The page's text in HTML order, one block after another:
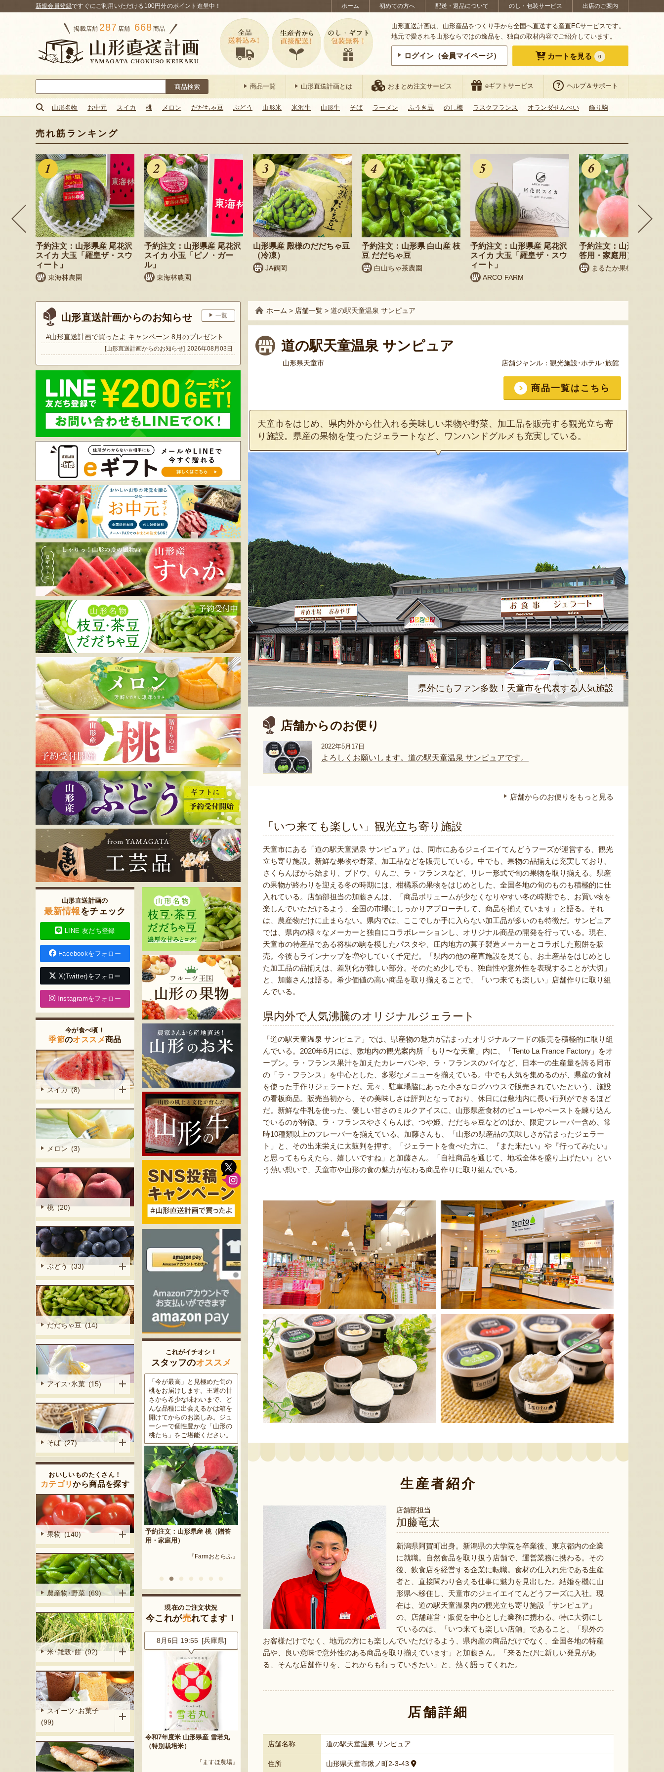
ホーム 初めての方へ 配送・返品について のし・包装サービス 出店のご案内
新規会員登録ですぐにご利用いただける100円分のポイント進呈中！
掲載店舗 287 店舗 668 商品
山形直送計画は、山形産品をつくり手から全国へ直送する産直ECサービスです。
地元で愛される山形ならではの逸品を、独自の取材内容でご紹介しています。
ログイン（会員マイページ） カートを見る 0
索:
商品一覧 山形直送計画とは おまとめ注文サービス eギフトサービス ヘルプ＆サポート
山形名物 お中元 スイカ 桃 メロン だだちゃ豆 ぶどう 山形米 米沢牛 山形牛 そば ラーメン ふうき豆 のし梅 ラスクフランス オランダせんべい 飾り駒
売れ筋ランキング
予約注文：山形県産 尾花沢
スイカ 大玉「羅皇ザ・スウ
ィート」
東海林農園
予約注文：山形県産 尾花沢
スイカ 小玉「ピノ・ガー
ル」
東海林農園
山形県産 殿様のだだちゃ豆
（冷凍）
JA鶴岡
予約注文：山形県 白山産 枝
豆 だだちゃ豆
白山ちゃ茶農園
予約注文：山形県産 尾花沢
スイカ 大玉「羅皇ザ・スウ
ィート」
ARCO FARM
予約注文：山形県産 桃
答用・家庭用）
まるたか果樹園
山形直送計画からのお知らせ 一覧
#山形直送計画で買ったよ キャンペーン 8月のプレゼント
[山形直送計画からのお知らせ] 2026年08月03日
ホーム > 店舗一覧 > 道の駅天童温泉 サンピュア
道の駅天童温泉 サンピュア
山形県天童市 店舗ジャンル： 観光施設･ホテル･旅館
商品一覧はこちら
天童市をはじめ、県内外から仕入れる美味しい果物や野菜、加工品を販売する観光立ち寄
り施設。県産の果物を使ったジェラートなど、ワンハンドグルメも充実している。
県外にもファン多数！天童市を代表する人気施設
店舗からのお便り
2022年5月17日
よろしくお願いします。道の駅天童温泉 サンピュアです。
店舗からのお便りをもっと見る
「いつ来ても楽しい」観光立ち寄り施設
天童市にある「道の駅天童温泉 サンピュア」は、同市にあるジェイエイてんどうフーズが運営する、観光
立ち寄り施設。新鮮な果物や野菜、加工品などを販売している。中でも、果物の品揃えは充実しており、
さくらんぼから始まり、ブドウ、りんご、ラ・フランスなど、リレー形式で旬の果物を取り揃える。県産
の果物が終わりを迎える冬の時期には、柑橘系の果物をはじめとした、全国各地の旬のものも積極的に仕
入れている。店舗部担当の加藤さんは、「商品ボリュームが少なくなりやすい冬の時期でも、お買い物を
楽しんでいただけるよう、全国の市場にしっかりアプローチして、商品を揃えています」と語る。それ
は、農産物だけに止まらない。県内では、ここでしか手に入らない加工品が多いのも特徴だ。サンピュア
では、県内の様々なメーカーと独自にコラボレーションし、オリジナル商品の開発を行っている。現在、
天童市の特産品である将棋の駒を模したパスタや、庄内地方の菓子製造メーカーとコラボした煎餅を販
売。今後もラインナップを増やしていく予定だ。「県内の他の産直施設を見ても、お土産品をはじめとし
た加工品の品揃えは、差別化が難しい部分。そのため少しでも、独自性や意外性を表現することが大切」
と、加藤さんは語る。希少価値の高い商品を取り揃えることで、「いつ来ても楽しい」店舗作りに取り組
んでいる。
県内外で人気沸騰のオリジナルジェラート
「道の駅天童温泉 サンピュア」では、県産物の魅力が詰まったオリジナルフードの販売を積極的に取り組
んでいる。2020年6月には、敷地内の観光案内所「もり〜な天童」内に、「Tento La France Factory」をオ
ープン。ラ・フランス果汁を加えたカレーパンや、ラ・フランスのパイなど、日本一の生産量を誇る同市
の「ラ・フランス」を中心とした、多彩なメニューを揃えている。中でも人気を集めるのが、県産の食材
を使った手作りジェラートだ。元々、駐車場脇にあった小さなログハウスで販売されていたという、施設
の看板商品。販売当初から、その美味しさは評判となっており、休日には敷地内に長い行列ができるほど
だ。新鮮な牛乳を使った、優しい甘さのミルクアイスに、山形県産食材のピューレやペーストを練り込ん
でいるのが特徴。ラ・フランスやさくらんぼ、つや姫、だだちゃ豆などのほか、限定フレーバー含め、常
時10種類以上のフレーバーを揃えている。加藤さんも、「山形の県産品の美味しさが詰まったジェラー
ト」と、その出来栄えに太鼓判を押す。「ジェラートを食べた方に、『また来たい』や『行ってみたい』
と思ってもらえたら、嬉しいですね」と加藤さん。「自社商品を通じて、地域全体を盛り上げたい」とい
う熱い想いで、天童市や山形の食の魅力が伝わる商品作りに取り組んでいる。
生産者紹介
店舗部担当
加藤竜太
新潟県阿賀町出身。新潟県の大学院を卒業後、東京都内の企業
に就職。自然食品を取り扱う店舗で、運営業務に携わる。その
後、飲食店を経営する企業に転職。食材の仕入れ先である生産
者と、直接関わり合える仕事に魅力を見出した。結婚を機に山
形県へ移住し、天童市のジェイエイてんどうフーズに入社。現
在は、道の駅天童温泉内の観光立ち寄り施設「サンピュア」
の、店舗運営・販促を中心とした業務に携わる。特に大切にし
ているのは、「いつ来ても楽しい店舗」であること。「県外の
お客様だけでなく、地元の方にも楽しんでいただけるよう、県内産の商品だけでなく、全国各地の特産
品や、良い意味で意外性のある商品を取り揃えています」と加藤さん。「来るたびに新しい発見があ
る、そんな店舗作りを、これからも行っていきたい」と、熱く語ってくれた。
店舗詳細
店舗名称 道の駅天童温泉 サンピュア
住所 山形県天童市鍬ノ町2-3-43
山形直送計画の
最新情報をチェック
LINE 友だち登録
Facebookをフォロー
X(Twitter)をフォロー
Instagramをフォロー
今が食べ頃！
季節のオススメ商品
スイカ (8)
メロン (3)
桃 (20)
ぶどう (33)
だだちゃ豆 (14)
アイス･氷菓 (15)
そば (27)
おいしいものたくさん！
カテゴリから商品を探す
果物 (140)
農産物･野菜 (69)
米･雑穀･餅 (92)
スイーツ･お菓子
(99)
これがイチオシ！
スタッフのオススメ
フデザイン』
「今が最高」と見極めた旬の
桃をお届けします。王道の甘
さから希少な味わいまで、ど
んな品種に出会えるかは箱を
開けてからのお楽しみ。ジュ
ーシーで個性豊かな「山形の
桃たち」をご堪能ください。
予約注文：山形県産 桃（贈答
用・家庭用）
『Farmおとらふ』
米沢牛は、非常に厳しい条件
をクリアした最高級のブラン
ド牛。美しいサシ・きめ細か
な肉質・とろける食感・濃厚
な旨味、すべてが抜群です。
高級感のある黒化粧箱入りの
ため、大切な人への贈り物に
どうぞ！
米沢牛
『肉匠えんどう』
三和油脂の看板商品「まいに
ちのこめ油」は、新鮮な国産
の「米ぬか」から作られた食
用油。油特有の臭いやクセが
なく、食材の美味しさを引き
です。
『三和油脂株式会社』
果樹栽培が盛んな東根市で育
った「白桃」。あえて大玉で
はなく、美味しさや食感を重
視した「中玉」にこだわって
栽培しています。「陽夏妃」
す。
予約注文：山形県産 桃（贈答
用・家庭用）
『栗原果樹園』
色とりどりのフルーツがぎゅ
っと詰まった「ミックスゼリ
ー」。色をテーマに、素材の
組み合わせやカットの仕方に
もこだわりました。箱を開け
最適。
ミックスゼリー
『たかはたファーム』
寒河江市の肥沃な大地で育っ
たスイートコーン「おおも
の」。存在感のある大きさ
と、果物にも負けない濃厚な
甘みが特徴。朝採りをその日
予約注文：山形県産トウモロコ
シ「おおもの」
『長岡ファーム』
現在のご注文状況
今これが売れてます！
ート詰合せ
YAMAGATA』
8月6日 19:55 [兵庫県]
令和7年度米 山形県産 雪若丸
（特別栽培米）
『ますほ農場』
8月6日 19:45 [埼玉県]
山形県産 尾花沢スイカ 大玉
「羅皇ザ・スウィート」
『ARCO FARM』
8月6日 18:40 [東京都]
『松田農園』
8月6日 16:39 [長野県]
『郷土銘菓処 大國屋』
8月6日 19:57 [山形県]
『SUN＆LIV YAMAGATA』
8月6日 19:55 [兵庫県]